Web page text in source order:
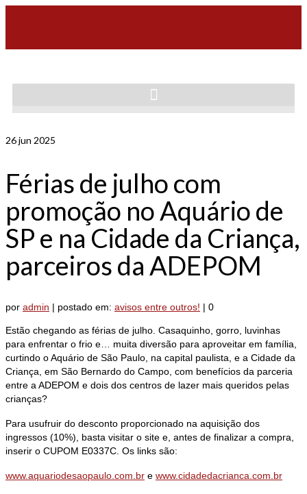
26jun 2025
Férias de julho com
promoção no Aquário de
SP e na Cidade da Criança,
parceiros da ADEPOM
por admin | postado em: avisos entre outros! | 0
Estão chegando as férias de julho. Casaquinho, gorro, luvinhas
para enfrentar o frio e… muita diversão para aproveitar em família,
curtindo o Aquário de São Paulo, na capital paulista, e a Cidade da
Criança, em São Bernardo do Campo, com benefícios da parceria
entre a ADEPOM e dois dos centros de lazer mais queridos pelas
crianças?
Para usufruir do desconto proporcionado na aquisição dos
ingressos (10%), basta visitar o site e, antes de finalizar a compra,
inserir o CUPOM E0337C. Os links são:
www.aquariodesaopaulo.com.br e www.cidadedacrianca.com.br